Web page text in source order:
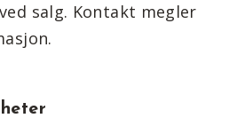
salg. Kontakt megler